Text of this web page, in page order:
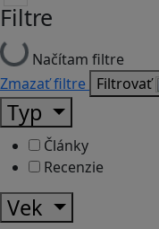
Filtre
Načítam filtre
Zmazať filtre Filtrovať
Typ
Články
Recenzie
Vek